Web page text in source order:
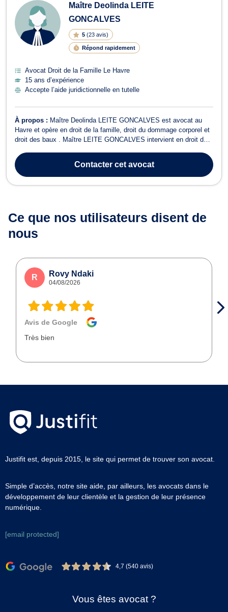
Maître Deolinda LEITE
GONCALVES
5 (23 avis)
Répond rapidement
Avocat Droit de la Famille Le Havre
15 ans d’expérience
Accepte l’aide juridictionnelle en tutelle
À propos : Maître Deolinda LEITE GONCALVES est avocat au
Havre et opère en droit de la famille, droit du dommage corporel et
droit des baux . Maître LEITE GONCALVES intervient en droit de
séparations, les litiges entre bailleurs et locataires, la liquidation
des indivisions ou ...Contactercet avocat
Ce que nos utilisateurs disent de
nous
R Rovy Ndaki
04/08/2026
Avis de Google
Très bien
Justifit est, depuis 2015, le site qui permet de trouver son avocat.
Simple d’accès, notre site aide, par ailleurs, les avocats dans le
développement de leur clientèle et la gestion de leur présence
numérique.
[email protected]
4,7 (540 avis)
Vous êtes avocat ?